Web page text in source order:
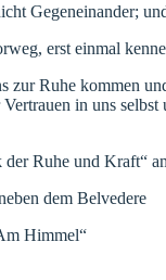
Gegeneinander;
erst einmal
zur Ruhe kommen
in uns selbst
und Kraft“ am
dem Belvedere
Himmel“